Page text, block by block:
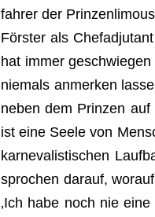
fah­rer der
Förs­ter als
hat immer
nie­mals anmer­ken
neben dem Prin­zen
ist eine Seele von
kar­ne­va­lis­ti­schen
spro­chen dar­auf,
‚Ich habe noch nie